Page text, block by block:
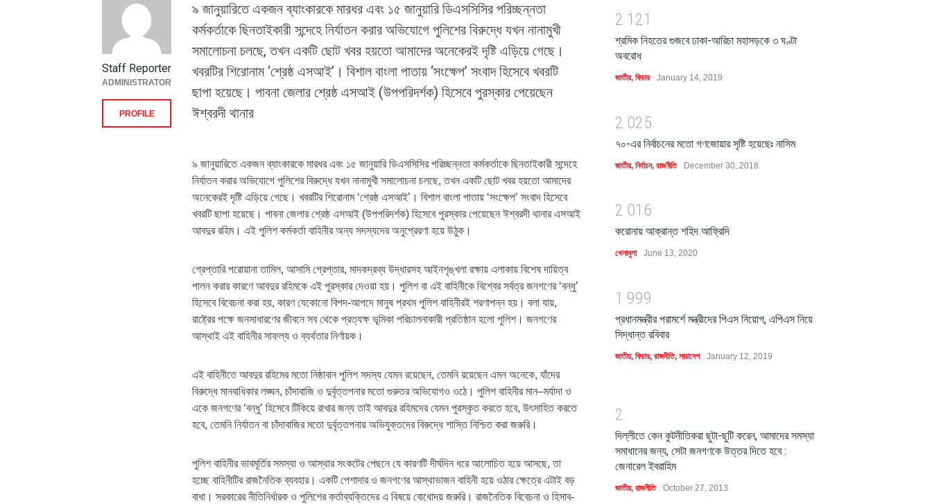
৯ জানুয়ারিতে একজন ব্যাংকারকে মারধর এবং ১৫ জানুয়ারি ডিএসসিসির পরিচ্ছন্নতা
কর্মকর্তাকে ছিনতাইকারী সন্দেহে নির্যাতন করার অভিযোগে পুলিশের বিরুদ্ধে যখন নানামুখী
সমালোচনা চলছে, তখন একটি ছোট খবর হয়তো আমাদের অনেকেরই দৃষ্টি এড়িয়ে গেছে।
খবরটির শিরোনাম ‘শ্রেষ্ঠ এসআই’। বিশাল বাংলা পাতায় ‘সংক্ষেপ’ সংবাদ হিসেবে খবরটি
ছাপা হয়েছে। পাবনা জেলার শ্রেষ্ঠ এসআই (উপপরিদর্শক) হিসেবে পুরস্কার পেয়েছেন
ঈশ্বরদী থানার
৯ জানুয়ারিতে একজন ব্যাংকারকে মারধর এবং ১৫ জানুয়ারি ডিএসসিসির পরিচ্ছন্নতা কর্মকর্তাকে ছিনতাইকারী সন্দেহে
নির্যাতন করার অভিযোগে পুলিশের বিরুদ্ধে যখন নানামুখী সমালোচনা চলছে, তখন একটি ছোট খবর হয়তো আমাদের
অনেকেরই দৃষ্টি এড়িয়ে গেছে। খবরটির শিরোনাম ‘শ্রেষ্ঠ এসআই’। বিশাল বাংলা পাতায় ‘সংক্ষেপ’ সংবাদ হিসেবে
খবরটি ছাপা হয়েছে। পাবনা জেলার শ্রেষ্ঠ এসআই (উপপরিদর্শক) হিসেবে পুরস্কার পেয়েছেন ঈশ্বরদী থানার এসআই
আবদুর রহিম। এই পুলিশ কর্মকর্তা বাহিনীর অন্য সদস্যদের অনুপ্রেরণা হয়ে উঠুক।
গ্রেপ্তারি পরোয়ানা তামিল, আসামি গ্রেপ্তার, মাদকদ্রব্য উদ্ধারসহ আইনশৃঙ্খলা রক্ষায় এলাকায় বিশেষ দায়িত্ব
পালন করার কারণে আবদুর রহিমকে এই পুরস্কার দেওয়া হয়। পুলিশ বা এই বাহিনীকে বিশ্বের সর্বত্র জনগণের ‘বন্ধু’
হিসেবে বিবেচনা করা হয়, কারণ যেকোনো বিপদ-আপদে মানুষ প্রথম পুলিশ বাহিনীরই শরণাপন্ন হয়। বলা যায়,
রাষ্ট্রের পক্ষে জনসাধারণের জীবনে সব থেকে প্রত্যক্ষ ভূমিকা পরিচালনাকারী প্রতিষ্ঠান হলো পুলিশ। জনগণের
আস্থাই এই বাহিনীর সাফল্য ও ব্যর্থতার নির্ণায়ক।
এই বাহিনীতে আবদুর রহিমের মতো নিষ্ঠাবান পুলিশ সদস্য যেমন রয়েছেন, তেমনি রয়েছেন এমন অনেকে, যাঁদের
বিরুদ্ধে মানবাধিকার লঙ্ঘন, চাঁদাবাজি ও দুর্বৃত্তপনার মতো গুরুতর অভিযোগও ওঠে। পুলিশ বাহিনীর মান–মর্যাদা ও
একে জনগণের ‘বন্ধু’ হিসেবে টিকিয়ে রাখার জন্য তাই আবদুর রহিমদের যেমন পুরস্কৃত করতে হবে, উৎসাহিত করতে
হবে, তেমনি নির্যাতন বা চাঁদাবাজির মতো দুর্বৃত্তপনায় অভিযুক্তদের বিরুদ্ধে শাস্তি নিশ্চিত করা জরুরি।
পুলিশ বাহিনীর ভাবমূর্তির সমস্যা ও আস্থার সংকটের পেছনে যে কারণটি দীর্ঘদিন ধরে আলোচিত হয়ে আসছে, তা
হচ্ছে বাহিনীটির রাজনৈতিক ব্যবহার। একটি পেশাদার ও জনগণের আস্থাভাজন বাহিনী হয়ে ওঠার ক্ষেত্রে এটাই বড়
বাধা। সরকারের নীতিনির্ধারক ও পুলিশের কর্তাব্যক্তিদের এ বিষয়ে বোধোদয় জরুরি। রাজনৈতিক বিবেচনা ও হিসাব-
Staff Reporter
ADMINISTRATOR
PROFILE
2 1 21
শ্রমিক নিহতের গুজবে ঢাকা-আরিচা মহাসড়কে ৩ ঘণ্টা
অবরোধ
জাতীয়, ফিচার January 14, 2019
2 025
৭০-এর নির্বাচনের মতো গণজোয়ার সৃষ্টি হয়েছেঃ নাসিম
জাতীয়, নির্বাচন, রাজনীতি December 30, 2018
2 01 6
করোনায় আক্রান্ত শহিদ আফ্রিদি
খেলাধুলা June 13, 2020
1 999
প্রধানমন্ত্রীর পরামর্শে মন্ত্রীদের পিএস নিয়োগ, এপিএস নিয়ে
সিদ্ধান্ত রবিবার
জাতীয়, ফিচার, রাজনীতি, সারাদেশ January 12, 2019
2
দিল্লীতে কেন কুটনীতিকরা ছুটা-ছুটি করেন, আমাদের সমস্যা
সমাধানের জন্য, সেটা জনগণকে উত্তর দিতে হবে :
জেনারেল ইবরাহিম
জাতীয়, রাজনীতি October 27, 2013